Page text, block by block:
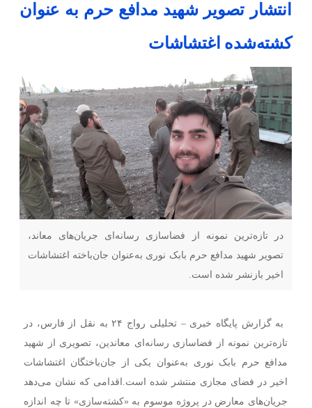
انتشار تصویر شهید مدافع حرم به عنوان
کشته‌شده اغتشاشات
در تازه‌ترین نمونه از فضاسازی رسانه‌ای جریان‌های معاند،
تصویر شهید مدافع حرم بابک نوری به‌عنوان جان‌باخته اغتشاشات
اخیر بازنشر شده است.
به گزارش پایگاه خبری – تحلیلی رواج ۲۴ به نقل از فارس،
در
تازه‌ترین نمونه از فضاسازی رسانه‌ای معاندین، تصویری از شهید
مدافع حرم بابک نوری به‌عنوان یکی از جان‌باختگان اغتشاشات
اخیر در فضای مجازی منتشر شده است.اقدامی که نشان می‌دهد
جریان‌های معارض در پروژه موسوم به «کشته‌سازی» تا چه اندازه